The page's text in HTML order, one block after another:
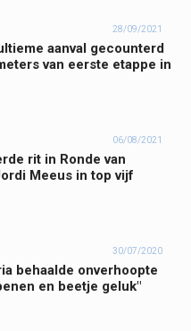
28/09/2021
aanval gecounterd
van eerste etappe in
06/08/2021
rit in Ronde van
Meeus in top vijf
30/07/2020
behaalde onverhoopte
en beetje geluk"